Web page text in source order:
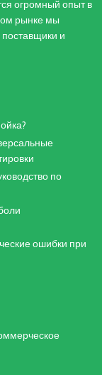
огромный опыт в
рынке мы
и
по
ошибки при